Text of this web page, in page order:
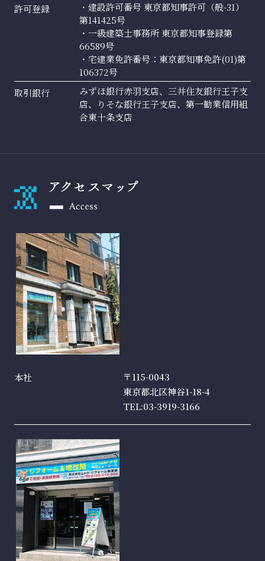
許可登録
・建設許可番号 東京都知事許可（般-31）
第141425号
・一級建築士事務所 東京都知事登録第
66589号
・宅建業免許番号：東京都知事免許(01)第
106372号
取引銀行
みずほ銀行赤羽支店、三井住友銀行王子支
店、りそな銀行王子支店、第一勧業信用組
合東十条支店
本社
〒115-0043
東京都北区神谷1-18-4
TEL:03-3919-3166